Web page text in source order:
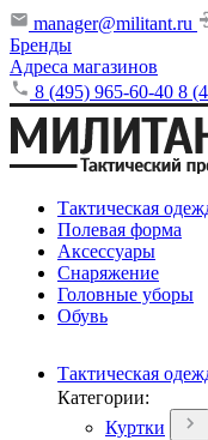
manager@militant.ru
Бренды
Адреса магазинов
8 (495) 965-60-40 8
Тактическая
Полевая форма
Аксессуары
Снаряжение
Головные уборы
Обувь
Тактическая
Категории:
Куртки